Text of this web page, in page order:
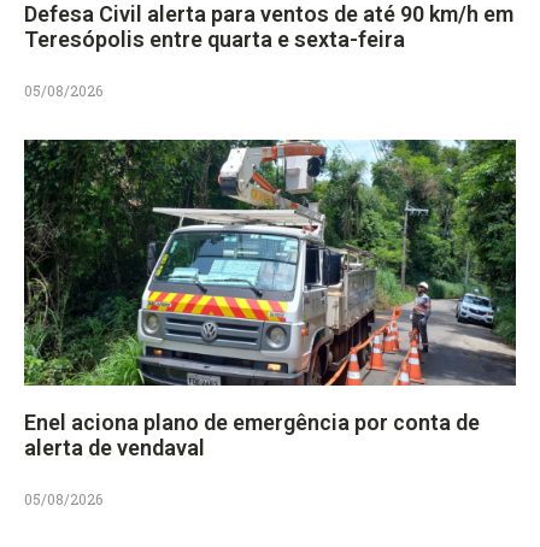
Defesa Civil alerta para ventos de até 90 km/h em
Teresópolis entre quarta e sexta-feira
05/08/2026
Enel aciona plano de emergência por conta de
alerta de vendaval
05/08/2026